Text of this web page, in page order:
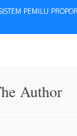
PEMILU
Author